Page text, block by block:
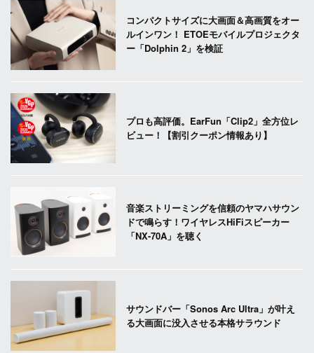
コンパクトサイズに大画面＆高画質をオー
ルインワン！ ETOEモバイルプロジェクタ
ー「Dolphin 2」を検証
プロも高評価。EarFun「Clip2」全方位レ
ビュー！【割引クーポン情報あり】
音楽ストリーミングを信頼のヤマハサウン
ドで鳴らす！ワイヤレスHiFiスピーカー
「NX-70A」を聴く
サウンドバー「Sonos Arc Ultra」が叶え
る大画面に没入させる本格サラウンド